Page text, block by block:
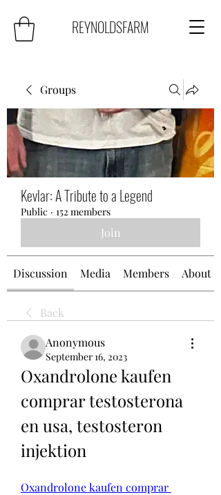
REYNOLDSFARM
Groups
Kevlar: A Tribute to a Legend
Public · 152 members
Join
Discussion Media Members About
Back
Anonymous
September 16, 2023
Oxandrolone kaufen
comprar testosterona
en usa, testosteron
injektion
Oxandrolone kaufen comprar